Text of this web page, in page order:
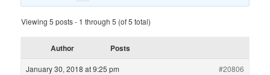
Viewing 5 posts - 1 through 5 (of 5 total)
Author Posts
January 30, 2018 at 9:25 pm #20806